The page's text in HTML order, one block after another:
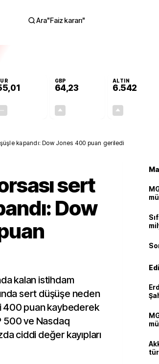
Ara"Faiz kararı"
GBP
64,23
ALTIN
6.542
kapandı: Dow Jones 400 puan geriledi
sert
Dow
kalan istihdam
sert düşüşe neden
400 puan kaybederek
500 ve Nasdaq
ciddi değer kayıpları